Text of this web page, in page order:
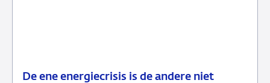
De ene energiecrisis is de andere niet